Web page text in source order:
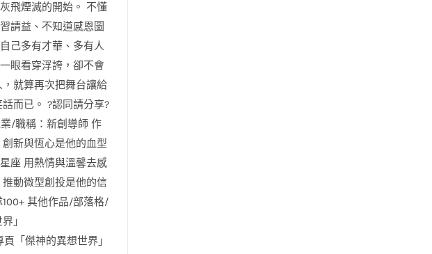
飛煙滅的開始。 不懂
請益、不知道感恩圖
己多有才華、多有人
眼看穿浮誇，卻不會
就算再次把舞台讓給
而已。 ?認同請分享?
/職稱：新創導師 作
創新與恆心是他的血型
座 用熱情與溫馨去感
動微型創投是他的信
其他作品/部落格/
」
「傑神的異想世界」